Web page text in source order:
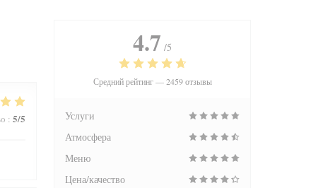
: 5/5
4.7 /5
Средний рейтинг —2459 отзывы
Услуги
Атмосфера
Меню
Цена/качество